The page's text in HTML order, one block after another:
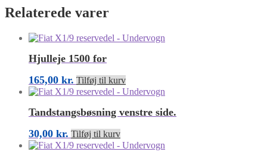
Relaterede varer
Hjulleje 1500 for
165,00 kr. Tilføj til kurv
Tandstangsbøsning venstre side.
30,00 kr. Tilføj til kurv